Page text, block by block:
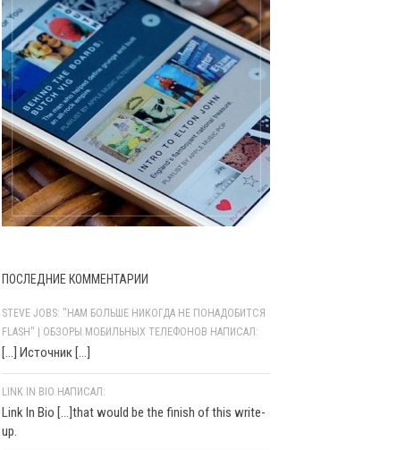
ПОСЛЕДНИЕ КОММЕНТАРИИ
STEVE JOBS: "НАМ БОЛЬШЕ НИКОГДА НЕ ПОНАДОБИТСЯ
FLASH" | ОБЗОРЫ МОБИЛЬНЫХ ТЕЛЕФОНОВ НАПИСАЛ:
[…] Источник […]
LINK IN BIO НАПИСАЛ:
Link In Bio [...]that would be the finish of this write-
up.